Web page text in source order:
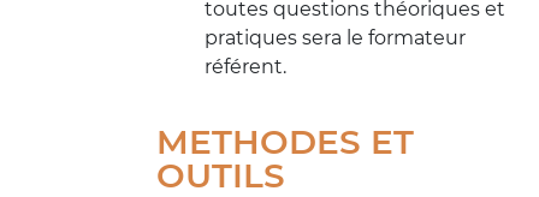
toutes questions théoriques et
pratiques sera le formateur
référent.
METHODES ET
OUTILS